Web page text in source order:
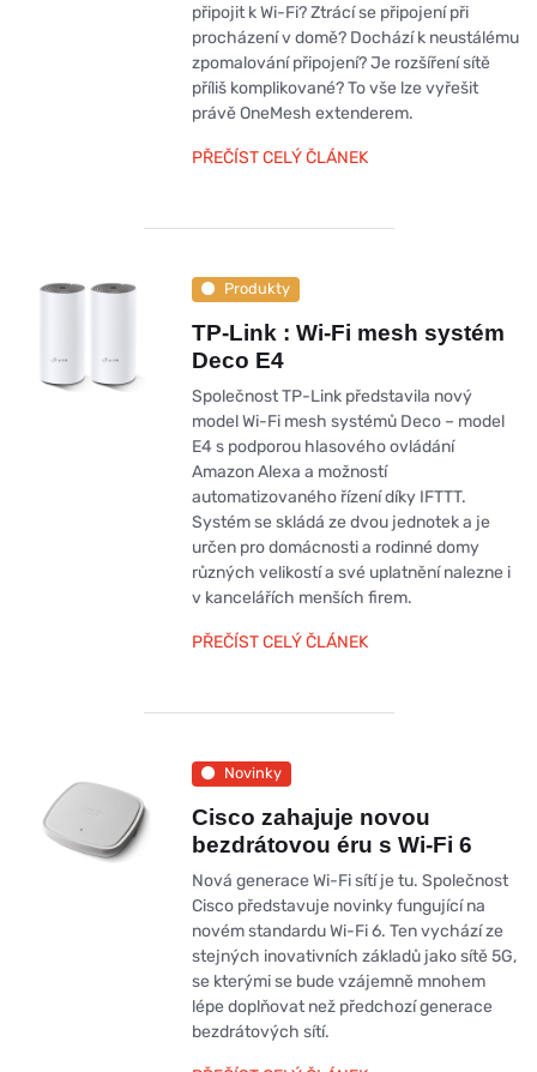
připojit k Wi-Fi? Ztrácí se připojení při
procházení v domě? Dochází k neustálému
zpomalování připojení? Je rozšíření sítě
příliš komplikované? To vše lze vyřešit
právě OneMesh extenderem.
PŘEČÍST CELÝ ČLÁNEK
Produkty
TP-Link : Wi-Fi mesh systém
Deco E4
Společnost TP-Link představila nový
model Wi-Fi mesh systémů Deco – model
E4 s podporou hlasového ovládání
Amazon Alexa a možností
automatizovaného řízení díky IFTTT.
Systém se skládá ze dvou jednotek a je
určen pro domácnosti a rodinné domy
různých velikostí a své uplatnění nalezne i
v kancelářích menších firem.
PŘEČÍST CELÝ ČLÁNEK
Novinky
Cisco zahajuje novou
bezdrátovou éru s Wi-Fi 6
Nová generace Wi-Fi sítí je tu. Společnost
Cisco představuje novinky fungující na
novém standardu Wi-Fi 6. Ten vychází ze
stejných inovativních základů jako sítě 5G,
se kterými se bude vzájemně mnohem
lépe doplňovat než předchozí generace
bezdrátových sítí.